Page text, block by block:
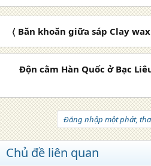
〈 Băn khoăn giữa sáp Clay
Độn cằm Hàn Quốc ở Bạc
Đăng nhập một phát,
Chủ đề liên quan